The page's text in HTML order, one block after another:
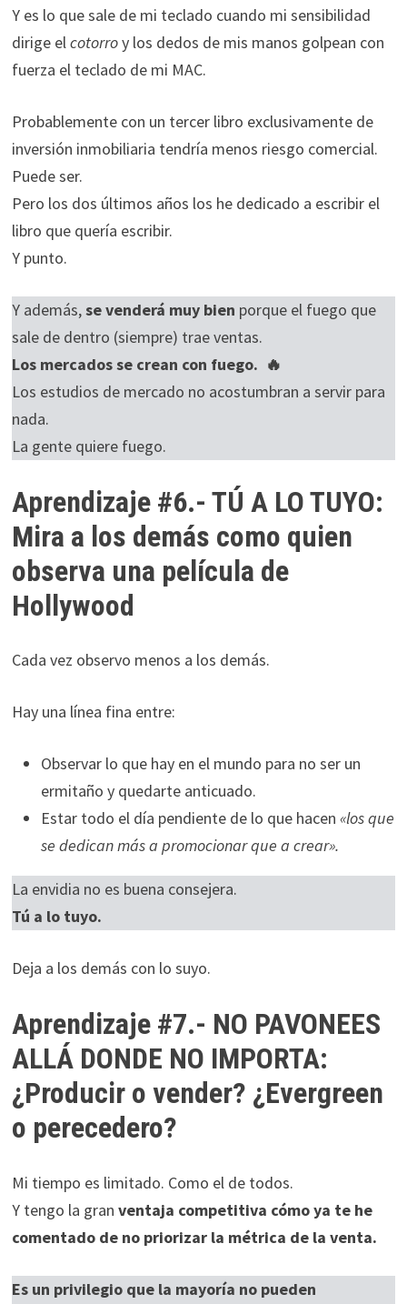
Y es lo que sale de mi teclado cuando mi sensibilidad
dirige elcotorroy los dedos de mis manos golpean con
fuerza el teclado de mi MAC.
Probablemente con un tercer libro exclusivamente de
inversión inmobiliaria tendría menos riesgo comercial.
Puede ser.
Pero los dos últimos años los he dedicado a escribir el
libro que quería escribir.
Y punto.
Y además,se venderá muy bien porque el fuego que
sale de dentro (siempre) trae ventas.
Los mercados se crean con fuego. 🔥
Los estudios de mercado no acostumbran a servir para
nada.
La gente quiere fuego.
Aprendizaje #6.- TÚ A LO TUYO:
Mira a los demás como quien
observa una película de
Hollywood
Cada vez observo menos a los demás.
Hay una línea fina entre:
Observar lo que hay en el mundo para no ser un
ermitaño y quedarte anticuado.
Estar todo el día pendiente de lo que hacen «los que
se dedican más a promocionar que a crear».
La envidia no es buena consejera.
Tú a lo tuyo.
Deja a los demás con lo suyo.
Aprendizaje #7.- NO PAVONEES
ALLÁ DONDE NO IMPORTA:
¿Producir o vender? ¿Evergreen
o perecedero?
Mi tiempo es limitado. Como el de todos.
Y tengo la gran ventaja competitiva cómo ya te he
comentado de no priorizar la métrica de la venta.
Es un privilegio que la mayoría no pueden